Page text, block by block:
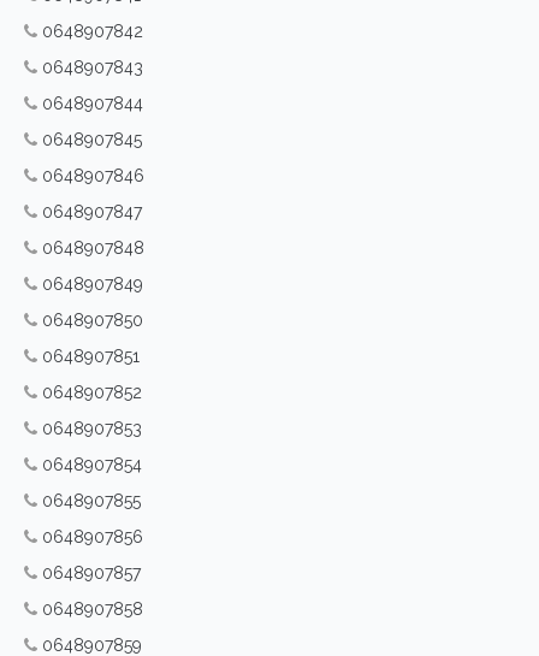
0648907842
0648907843
0648907844
0648907845
0648907846
0648907847
0648907848
0648907849
0648907850
0648907851
0648907852
0648907853
0648907854
0648907855
0648907856
0648907857
0648907858
0648907859